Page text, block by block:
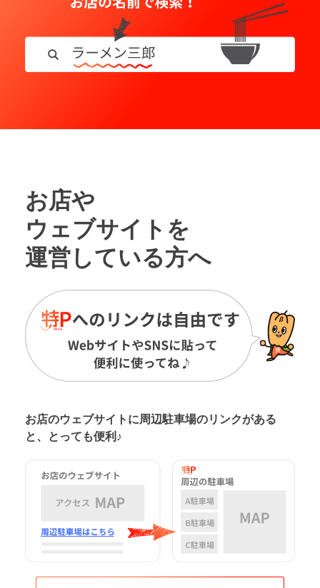
お店や
ウェブサイトを
運営している方へ
お店のウェブサイトに周辺駐車場のリンクがある
と、とっても便利♪